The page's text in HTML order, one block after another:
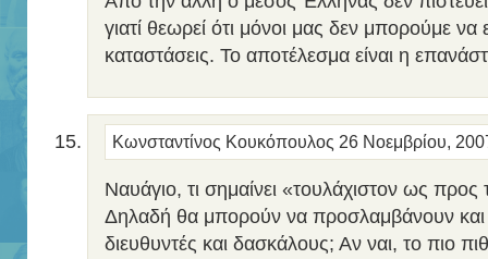
γιατί θεωρεί ότι μόνοι μας δεν μπορούμε
καταστάσεις. Το αποτέλεσμα είναι η
Κωνσταντίνος Κουκόπουλος 26 Νοεμβρίου,
Ναυάγιο, τι σημαίνει «τουλάχιστον ως προς
Δηλαδή θα μπορούν να προσλαμβάνουν
διευθυντές και δασκάλους; Αν ναι, το πιο